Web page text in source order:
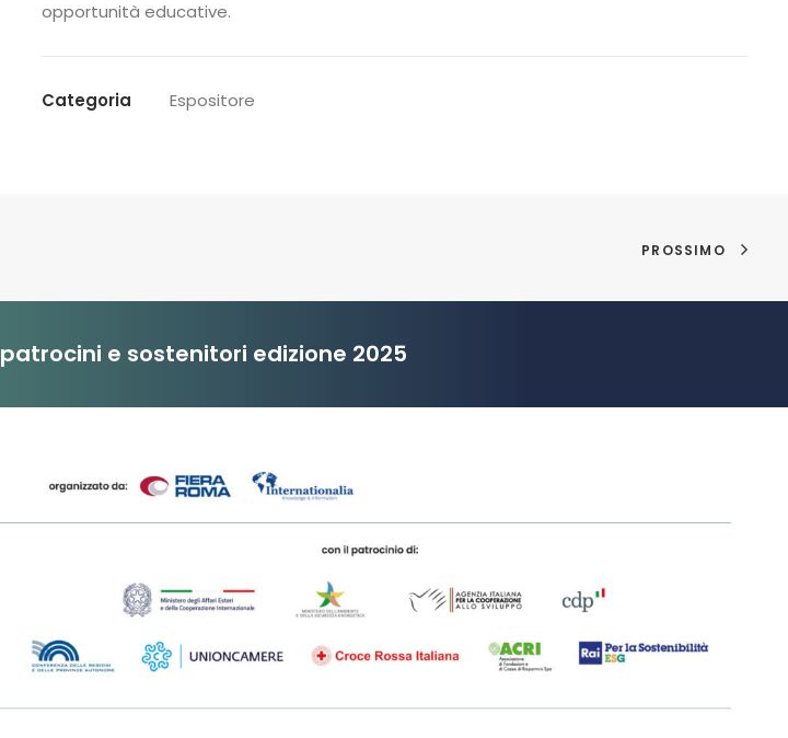
opportunità educative.
Categoria Espositore
PROSSIMO
patrocini e sostenitori edizione 2025